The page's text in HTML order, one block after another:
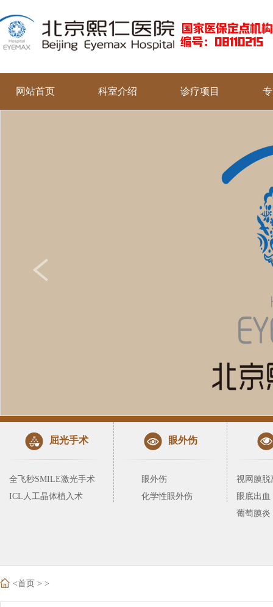
网站首页 科室介绍 诊疗项目
屈光手术
全飞秒SMILE激光手术
ICL人工晶体植入术
眼外伤
眼外伤
化学性眼外伤
视网膜脱
眼底出血
葡萄膜炎
<首页 > >